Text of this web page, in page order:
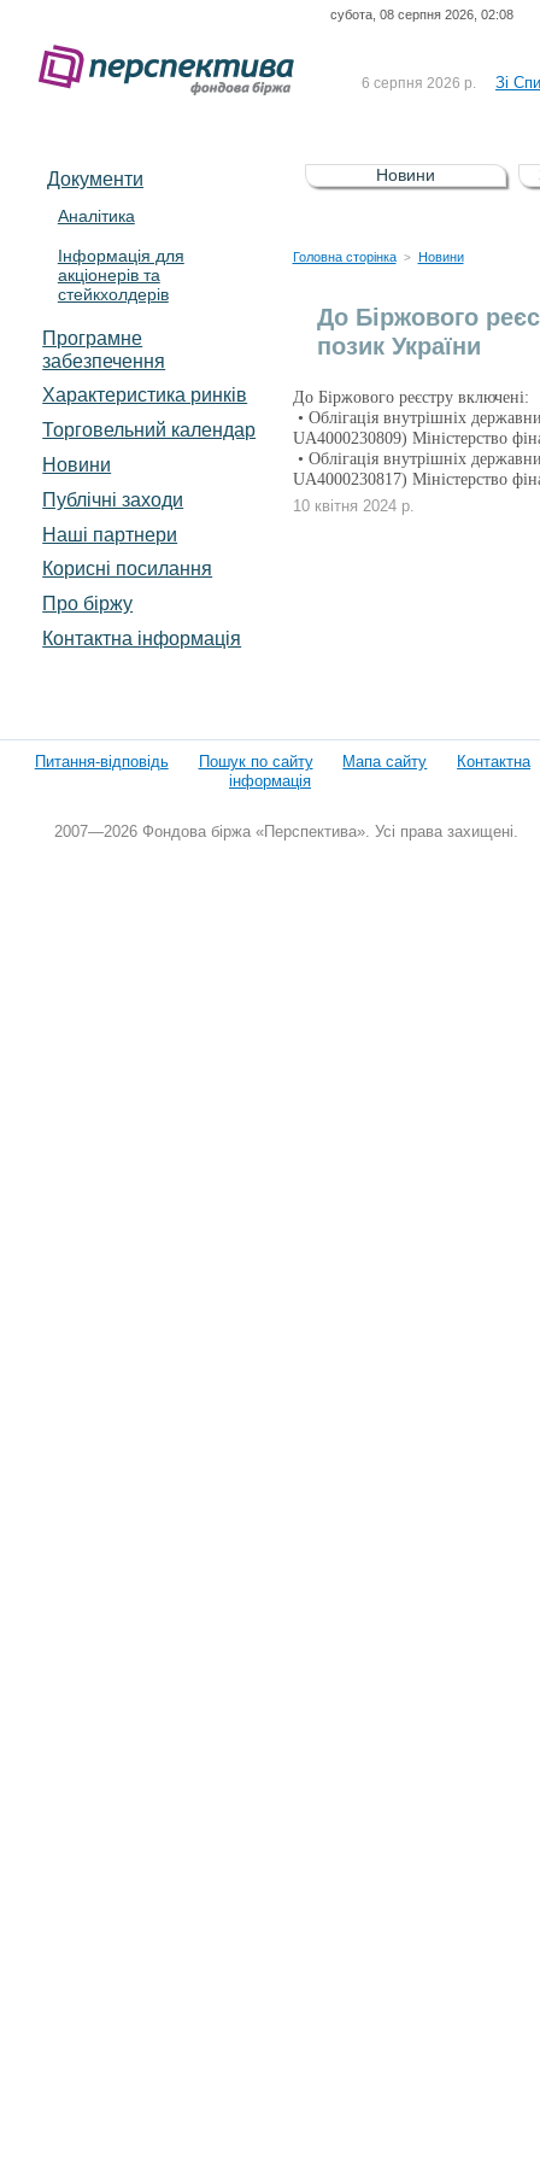
субота, 08 серпня 2026, 02:08
6 серпня 2026 р. Зі
5 серпня 2026 р.
Зі
UA4000232607)
4 серпня 2026 р.
Документи
Аналітика
Інформація для
акціонерів та
стейкхолдерів
Програмне
забезпечення
Характеристика pинків
Торговельний календар
Новини
Публічні заходи
Наші партнери
Корисні посилання
Про біржу
Контактна інформація
Новини
Головна сторінка > Новини
До Біржового
позик України
До Біржового реєстру включені:
• Облігація внутрішніх
UA4000230809) Міністерство
• Облігація внутрішніх
UA4000230817) Міністерство
10 квітня 2024 р.
Питання-відповідь Пошук по сайту Мапа сайту
Контактна
інформація
2007—2026 Фондова біржа «Перспектива». Усі права захищені.